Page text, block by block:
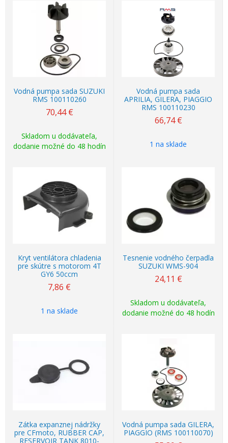
Vodná pumpa sada SUZUKI
RMS 100110260
70,44 €
Skladom u dodávateľa,
dodanie možné do 48 hodín
Vodná pumpa sada
APRILIA, GILERA, PIAGGIO
RMS 100110230
66,74 €
1 na sklade
Kryt ventilátora chladenia
pre skútre s motorom 4T
GY6 50ccm
7,86 €
1 na sklade
Tesnenie vodného čerpadla
SUZUKI WMS-904
24,11 €
Skladom u dodávateľa,
dodanie možné do 48 hodín
Zátka expanznej nádržky
pre CFmoto, RUBBER CAP,
RESERVOIR TANK 8010-
Vodná pumpa sada GILERA,
PIAGGIO (RMS 100110070)